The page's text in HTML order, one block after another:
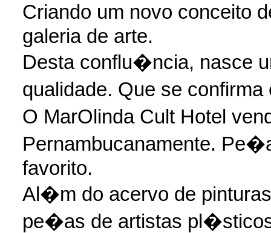
Criando um novo
galeria de arte.
Desta conflu�ncia, nasce
qualidade. Que se
O MarOlinda Cult Hotel
Pernambucanamente.
favorito.
Al�m do acervo de
pe�as de artistas